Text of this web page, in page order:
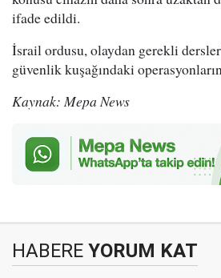
ifade edildi.
İsrail ordusu, olaydan gerekli
güvenlik kuşağındaki
Kaynak: Mepa News
HABERE YORUM KAT